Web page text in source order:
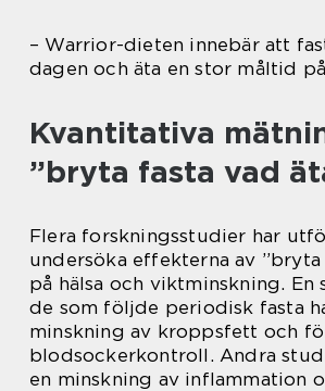
– Warrior-dieten innebär att
dagen och äta en stor måltid
Kvantitativa
”bryta fasta vad
Flera forskningsstudier har
undersöka effekterna av ”bryta
på hälsa och viktminskning. En
de som följde periodisk fasta
minskning av kroppsfett och
blodsockerkontroll. Andra
en minskning av inflammation